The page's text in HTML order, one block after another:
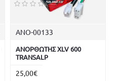
ΑΝΟ-00133
ΑΝΟΡΘΩΤΗΣ XLV 600
TRANSALP
25,00€